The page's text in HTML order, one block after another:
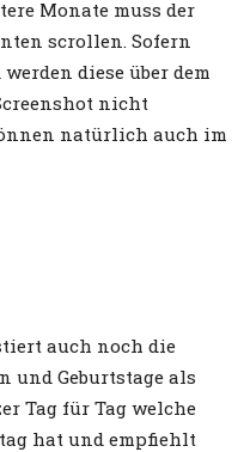
Monate muss der
scrollen. Sofern
diese über dem
nicht
natürlich auch im
auch noch die
Geburtstage als
Tag für Tag welche
hat und empfiehlt